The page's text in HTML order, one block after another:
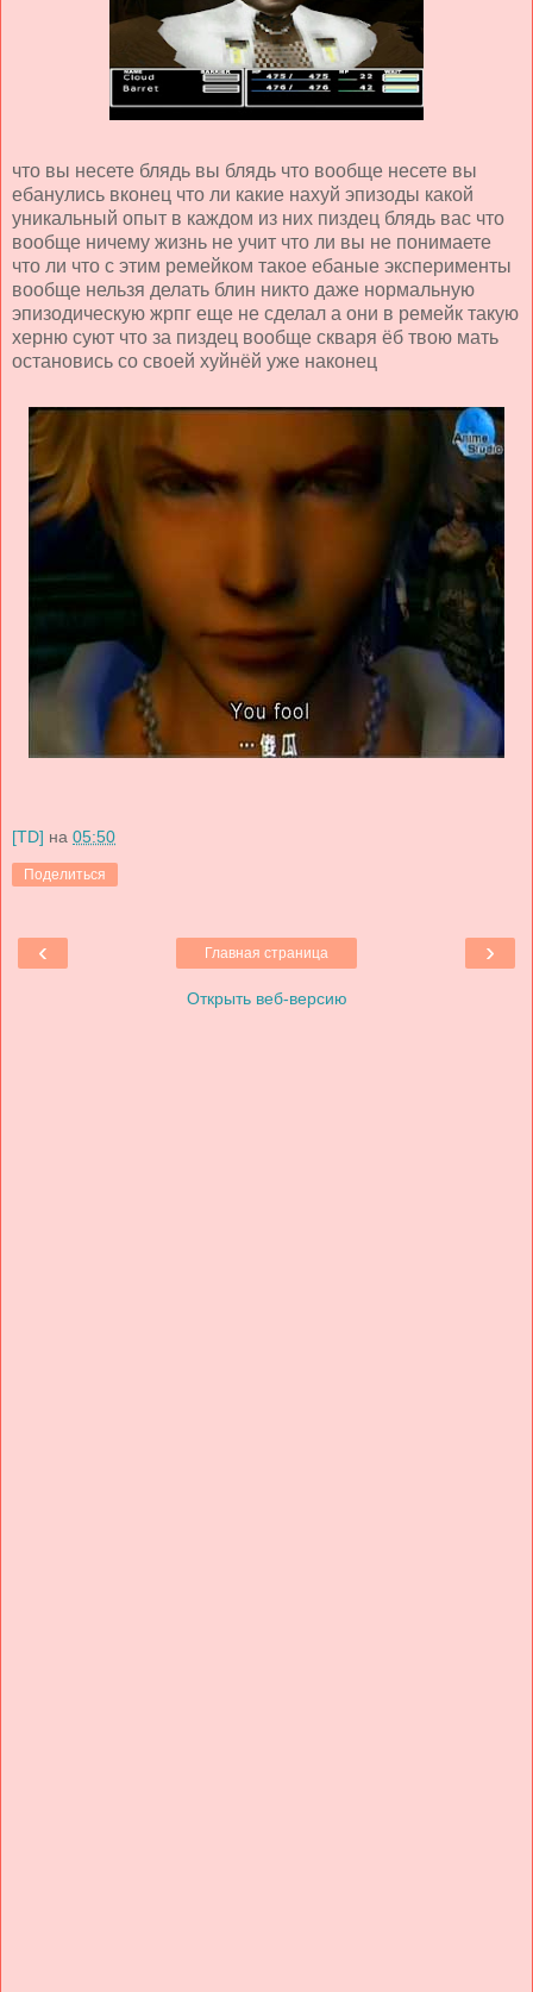
что вы несете блядь вы блядь что вообще несете вы
ебанулись вконец что ли какие нахуй эпизоды какой
уникальный опыт в каждом из них пиздец блядь вас что
вообще ничему жизнь не учит что ли вы не понимаете
что ли что с этим ремейком такое ебаные эксперименты
вообще нельзя делать блин никто даже нормальную
эпизодическую жрпг еще не сделал а они в ремейк такую
херню суют что за пиздец вообще скваря ёб твою мать
остановись со своей хуйнёй уже наконец
[TD] на 05:50
Поделиться
‹ ›
Главная страница
Открыть веб-версию